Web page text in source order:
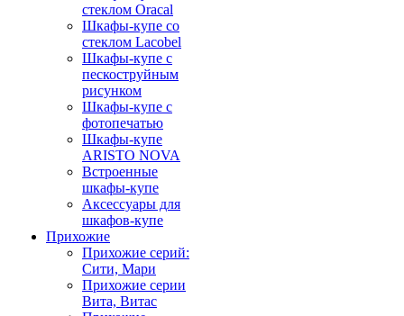
стеклом Oracal
Шкафы-купе со
стеклом Lacobel
Шкафы-купе с
пескоструйным
рисунком
Шкафы-купе с
фотопечатью
Шкафы-купе
ARISTO NOVA
Встроенные
шкафы-купе
Аксессуары для
шкафов-купе
Прихожие
Прихожие серий:
Сити, Мари
Прихожие серии
Вита, Витас